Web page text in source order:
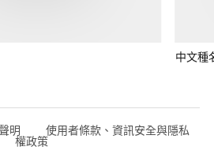
中文種
明 使用者條款、資訊安全與隱私
權政策